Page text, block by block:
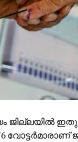
ജില്ലയില്‍